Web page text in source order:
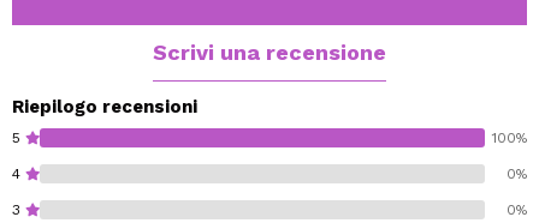
Ideale per i momenti in cui hai bisogno di chiarezza
Contiene 20 bastoncini.
Scrivi una recensione
Riepilogo recensioni
5 100%
4 0%
3 0%